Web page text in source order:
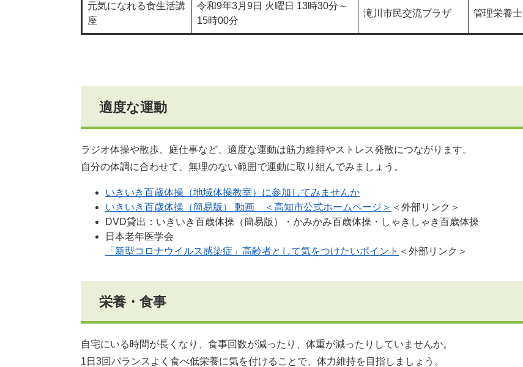
元気になれる食生活講
座
令和9年3月9日 火曜日 13時30分～
15時00分
滝川市民交流プラザ 管理栄養士
適度な運動
ラジオ体操や散歩、庭仕事など、適度な運動は筋力維持やストレス発散につながります。
自分の体調に合わせて、無理のない範囲で運動に取り組んでみましょう。
いきいき百歳体操（地域体操教室）に参加してみませんか
いきいき百歳体操（簡易版） 動画 ＜高知市公式ホームページ＞ ＜外部リンク＞
DVD貸出：いきいき百歳体操（簡易版）・かみかみ百歳体操・しゃきしゃき百歳体操
日本老年医学会
「新型コロナウイルス感染症」高齢者として気をつけたいポイント ＜外部リンク＞
栄養・食事
自宅にいる時間が長くなり、食事回数が減ったり、体重が減ったりしていませんか。
1日3回バランスよく食べ低栄養に気を付けることで、体力維持を目指しましょう。